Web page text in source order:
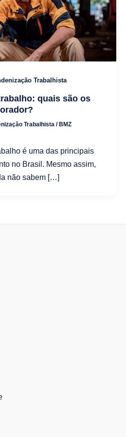
Trabalhista
quais são os
Trabalhista/ BMZ
é uma das principais
no Brasil. Mesmo assim,
não sabem […]